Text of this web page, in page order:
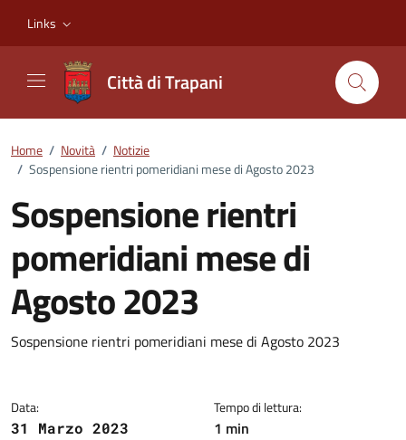
Links
Città di Trapani
Home / Novità / Notizie
/ Sospensione rientri pomeridiani mese di Agosto 2023
Sospensione rientri
pomeridiani mese di
Agosto 2023
Dettagli della notizia
Sospensione rientri pomeridiani mese di Agosto 2023
Data:
31 Marzo 2023
Tempo di lettura:
1 min